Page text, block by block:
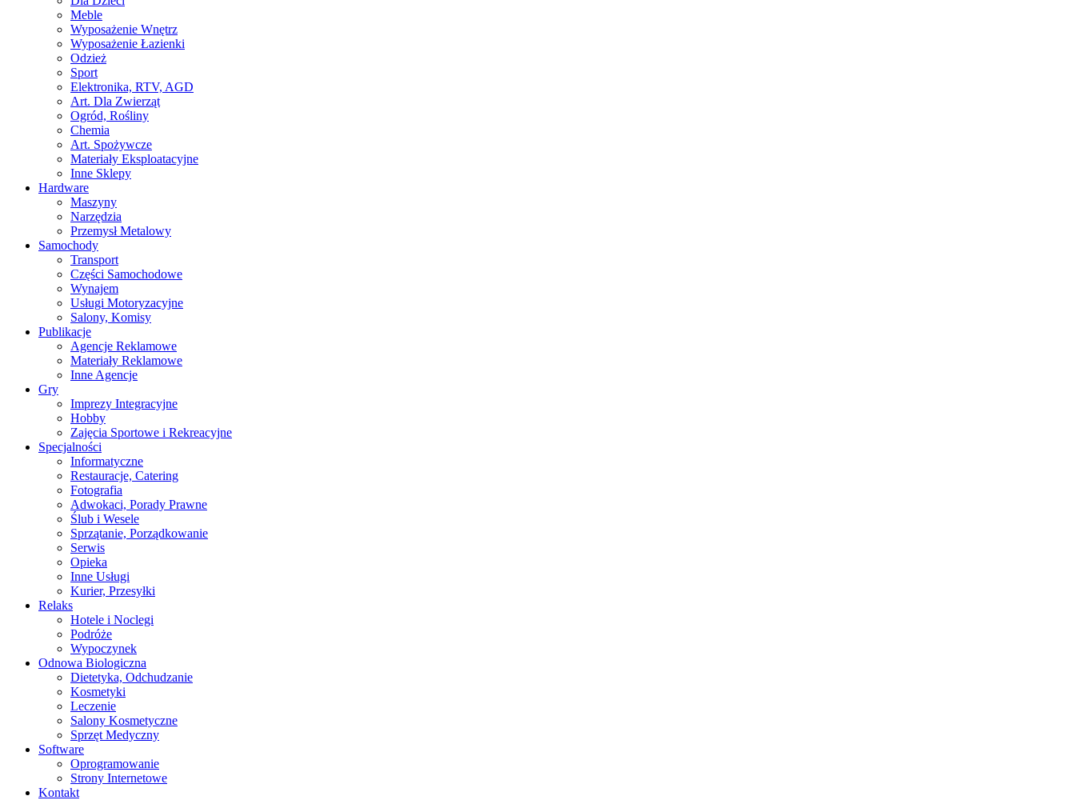
Meble
Wyposażenie Wnętrz
Wyposażenie Łazienki
Odzież
Sport
Elektronika, RTV, AGD
Art. Dla Zwierząt
Ogród, Rośliny
Chemia
Art. Spożywcze
Materiały Eksploatacyjne
Inne Sklepy
Hardware
Maszyny
Narzędzia
Przemysł Metalowy
Samochody
Transport
Części Samochodowe
Wynajem
Usługi Motoryzacyjne
Salony, Komisy
Publikacje
Agencje Reklamowe
Materiały Reklamowe
Inne Agencje
Gry
Imprezy Integracyjne
Hobby
Zajęcia Sportowe i Rekreacyjne
Specjalności
Informatyczne
Restauracje, Catering
Fotografia
Adwokaci, Porady Prawne
Ślub i Wesele
Sprzątanie, Porządkowanie
Serwis
Opieka
Inne Usługi
Kurier, Przesyłki
Relaks
Hotele i Noclegi
Podróże
Wypoczynek
Odnowa Biologiczna
Dietetyka, Odchudzanie
Kosmetyki
Leczenie
Salony Kosmetyczne
Sprzęt Medyczny
Software
Oprogramowanie
Strony Internetowe
Kontakt